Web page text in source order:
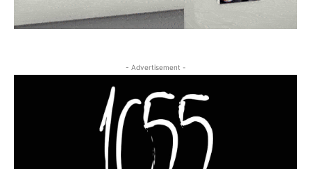
- Advertisement -